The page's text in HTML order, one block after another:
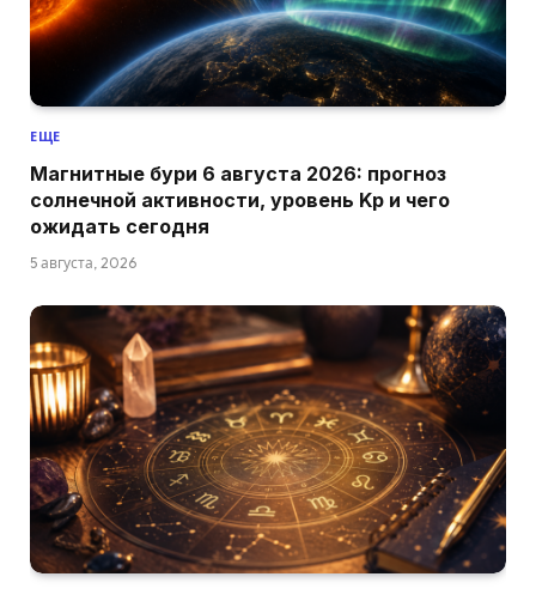
ЕЩЕ
Магнитные бури 6 августа 2026: прогноз
солнечной активности, уровень Kp и чего
ожидать сегодня
5 августа, 2026